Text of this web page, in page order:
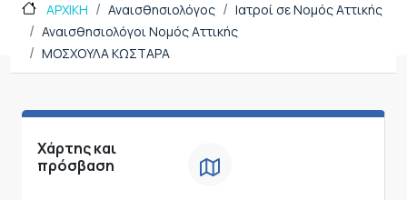
ΑΡΧΙΚΗ Αναισθησιολόγος
Ιατροί σε Νομός Αττικής
Αναισθησιολόγοι Νομός Αττικής
ΜΟΣΧΟΥΛΑ ΚΩΣΤΑΡΑ
Χάρτης και
πρόσβαση